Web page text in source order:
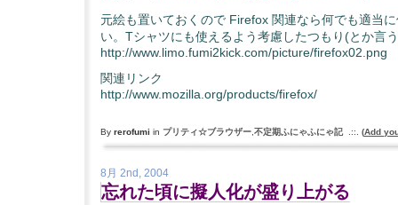
元絵も置いておくので Firefox 関連なら何でも適当
い。Tシャツにも使えるよう考慮したつもり(とか言う
http://www.limo.fumi2kick.com/picture/firefox02.png
関連リンク
http://www.mozilla.org/products/firefox/
By rerofumi in プリティ☆ブラウザー 不定期ふにゃふにゃ記.::. (Add
8月 2nd, 2004
忘れた頃に擬人化が盛り上がる